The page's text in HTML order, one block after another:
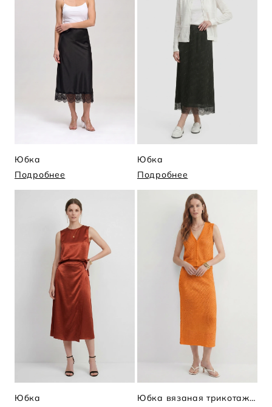
Юбка
Подробнее
Юбка
Подробнее
Юбка
Юбка вязаная трикотажная